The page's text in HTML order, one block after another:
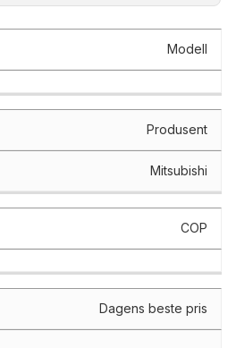
Modell
Produsent
Mitsubishi
COP
Dagens beste pris